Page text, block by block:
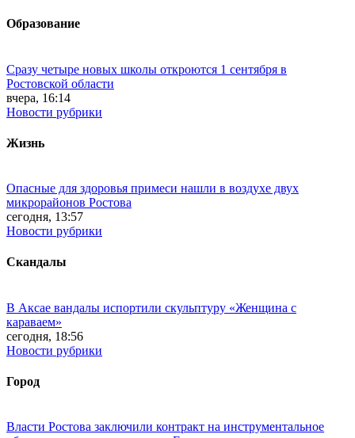
Образование
Сразу четыре новых школы откроются 1 сентября в
Ростовской области
вчера, 16:14
Новости рубрики
Жизнь
Опасные для здоровья примеси нашли в воздухе двух
микрорайонов Ростова
сегодня, 13:57
Новости рубрики
Скандалы
В Аксае вандалы испортили скульптуру «Женщина с
караваем»
сегодня, 18:56
Новости рубрики
Город
Власти Ростова заключили контракт на инструментальное